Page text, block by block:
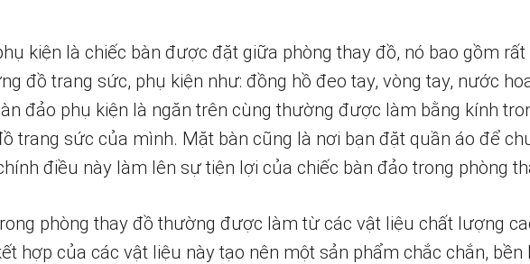
kiện là chiếc bàn được đặt giữa phòng thay đồ, nó bao gồm
đồ trang sức, phụ kiện như: đồng hồ đeo tay, vòng tay, nước
đảo phụ kiện là ngăn trên cùng thường được làm bằng kính
trang sức của mình. Mặt bàn cũng là nơi bạn đặt quần áo để
điều này làm lên sự tiện lợi của chiếc bàn đảo trong phòng
phòng thay đồ thường được làm từ các vật liệu chất lượng
hợp của các vật liệu này tạo nên một sản phẩm chắc chắn,